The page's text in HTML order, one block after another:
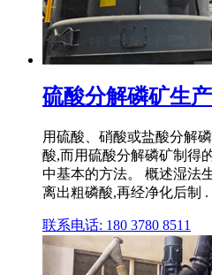
硫酸分解磷矿生
用硫酸、硝酸或盐酸分解
酸,而用硫酸分解磷矿制得
中基本的方法。 概述湿法
离出粗磷酸,再经净化后制 .
联系电话: 180 3780 8511